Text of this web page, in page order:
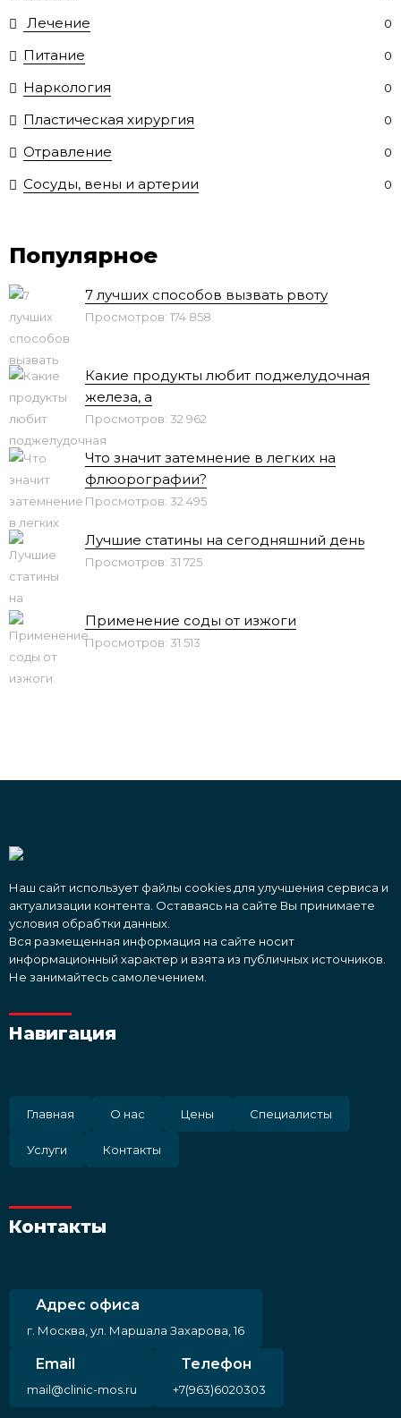
Лечение 0
Питание 0
Наркология 0
Пластическая хирургия 0
Отравление 0
Сосуды, вены и артерии 0
Популярное
7 лучших способов вызвать рвоту
Просмотров: 174 858
Какие продукты любит поджелудочная
железа, а
Просмотров: 32 962
Что значит затемнение в легких на
флюорографии?
Просмотров: 32 495
Лучшие статины на сегодняшний день
Просмотров: 31 725
Применение соды от изжоги
Просмотров: 31 513
Наш сайт использует файлы cookies для улучшения сервиса и
актуализации контента. Оставаясь на сайте Вы принимаете
условия обрабтки данных.
Вся размещенная информация на сайте носит
информационный характер и взята из публичных источников.
Не занимайтесь самолечением.
Навигация
Главная О нас Цены Специалисты
Услуги Контакты
Контакты
Адрес офиса
г. Москва, ул. Маршала Захарова, 16
Email
mail@clinic-mos.ru
Телефон
+7(963)6020303